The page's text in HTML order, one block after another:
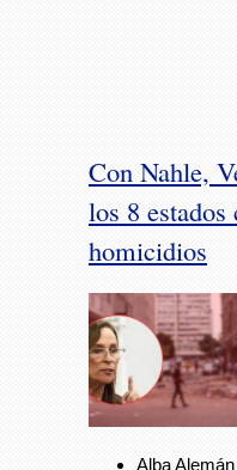
Con Nahle,
los 8 estados
homicidios
Alba Alemán